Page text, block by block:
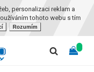
personalizaci reklam a
tohoto webu s tím
Rozumím